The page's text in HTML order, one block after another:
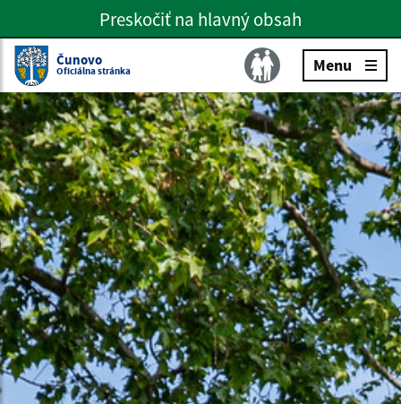
Preskočiť na hlavné menu
Preskočiť na hlavný obsah
Slovenčina
Čunovo
Oficiálna stránka Menu